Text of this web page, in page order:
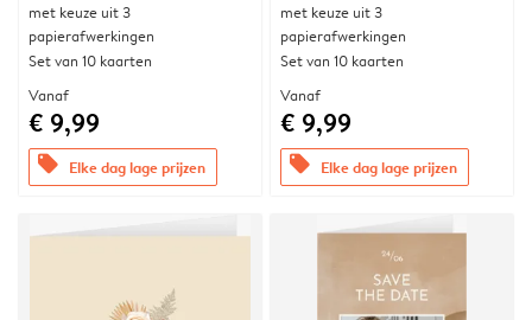
met keuze uit 3
papierafwerkingen
Set van 10 kaarten
Vanaf
€ 9,99
offers Elke dag lage prijzen
met keuze uit 3
papierafwerkingen
Set van 10 kaarten
Vanaf
€ 9,99
offers Elke dag lage prijzen